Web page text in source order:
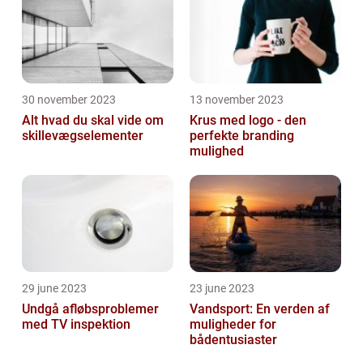
30 november 2023
Alt hvad du skal vide om
skillevægselementer
13 november 2023
Krus med logo - den
perfekte branding
mulighed
29 june 2023
Undgå afløbsproblemer
med TV inspektion
23 june 2023
Vandsport: En verden af
muligheder for
bådentusiaster